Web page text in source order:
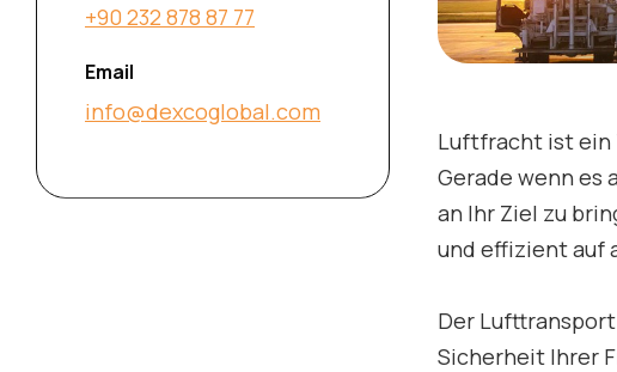
Luftfracht ist ein
Gerade wenn es
an Ihr Ziel zu
und effizient auf
Der
Sicherheit Ihrer
+90 232 878 87 77
Email
info@dexcoglobal.com